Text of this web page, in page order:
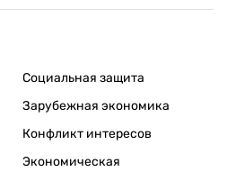
Социальная защита
Зарубежная экономика
Конфликт интересов
Экономическая